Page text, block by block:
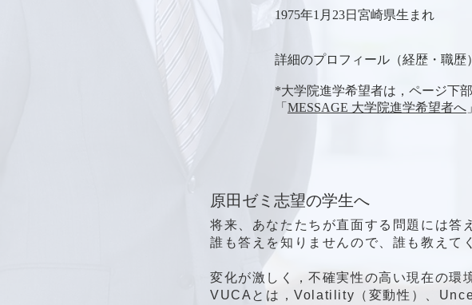
1975年1月23日宮崎県生まれ
詳細のプロフィール（経歴・職歴
​​*大学院進学希望者は，ページ下
「 MESSAGE 大学院進学希望者へ 」
原田ゼミ志望の学生へ
将来、あなたたちが直面する問題には答
誰も答えを知りませんので、誰も教えて
変化が激しく，不確実性の高い現在の
VUCAとは，Volatility（変動性）、